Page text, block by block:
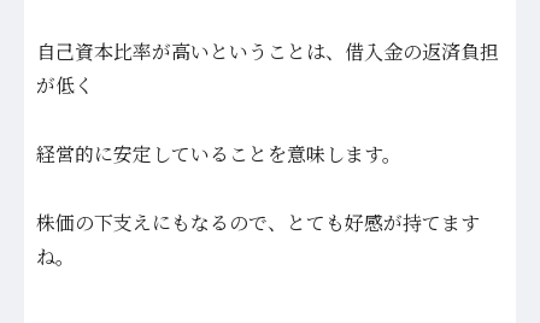
自己資本比率が高いということは、借入金の返済負担
が低く
経営的に安定していることを意味します。
株価の下支えにもなるので、とても好感が持てます
ね。